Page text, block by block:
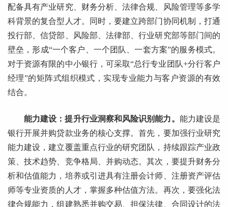
配备具有产业研究、财务分析、法律合规、风险管理等多学
科背景的复合型人才。同时，要建立跨部门协同机制，打通
投行部、信贷部、风险部、法律部、行业研究部等部门间的
壁垒，形成“一个客户、一个团队、一套方案”的服务模式。
对于资源有限的中小银行，可采取“总行专业团队+分行客户
经理”的矩阵式组织模式，实现专业能力与客户资源的有效
结合。
能力建设：提升行业洞察和风险识别能力。 能力建设是
银行开展并购贷款业务的核心支撑。首先，要加强行业研究
能力建设，建立覆盖重点行业的研究团队，持续跟踪产业政
策、技术趋势、竞争格局、并购动态。其次，要提升财务分
析和估值能力，培养或引进具有注册会计师、注册资产评估
师等专业资质的人才，掌握多种估值方法。再次，要强化法
律合规能力，组建熟悉并购交易、担保法律、合同设计的法